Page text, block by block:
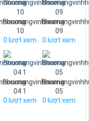
Bonmangvinhhuong
10
0 lượt xem
09
0 lượt xem
Bonmangvinhhuong
04 1
0 lượt xem
05
0 lượt xem